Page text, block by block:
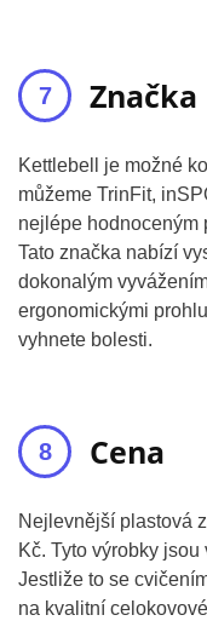
Značka
Kettlebell je možné
můžeme TrinFit,
nejlépe hodnoceným
Tato značka nabízí
dokonalým
ergonomickými
vyhnete bolesti.
Cena
Nejlevnější plastová
Kč. Tyto výrobky
Jestliže to se
na kvalitní